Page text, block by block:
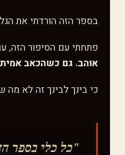
בספר הזה הורדתי את
פתחתי עם הסיפור הזה,
אוהב. גם כשהכאב
כי בינך לבינך זה לא
"כל כלי בספר